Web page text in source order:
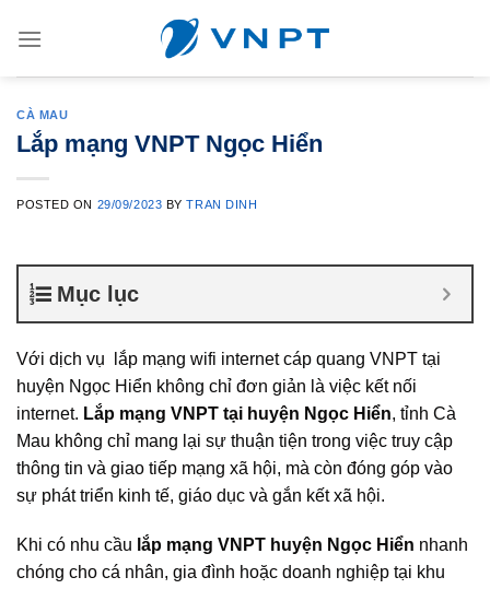
CÀ MAU
Lắp mạng VNPT Ngọc Hiển
POSTED ON 29/09/2023 BYTRAN DINH
Mục lục
Với dịch vụ lắp mạng wifi internet cáp quang VNPT tại
huyện Ngọc Hiển không chỉ đơn giản là việc kết nối
internet. Lắp mạng VNPT tại huyện Ngọc Hiển, tỉnh Cà
Mau không chỉ mang lại sự thuận tiện trong việc truy cập
thông tin và giao tiếp mạng xã hội, mà còn đóng góp vào
sự phát triển kinh tế, giáo dục và gắn kết xã hội.
Khi có nhu cầu lắp mạng VNPT huyện Ngọc Hiển nhanh
chóng cho cá nhân, gia đình hoặc doanh nghiệp tại khu